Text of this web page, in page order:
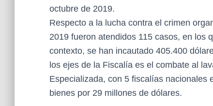
octubre de 2019.
Respecto a la lucha contra el crimen
2019 fueron atendidos 115 casos, en los
contexto, se han incautado 405.400
los ejes de la Fiscalía es el combate al
Especializada, con 5 fiscalías nacionales
bienes por 29 millones de dólares.